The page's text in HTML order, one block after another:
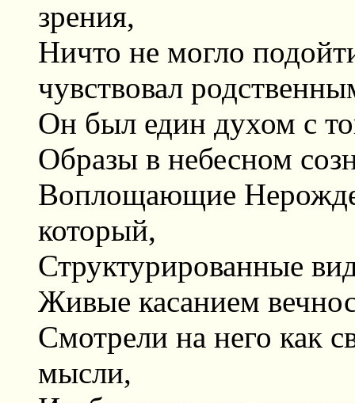
зрения,
Ничто не могло
чувствовал
Он был един духом с
Образы в небесном
Воплощающие
который,
Структурированные
Живые касанием
Смотрели на него как
мысли,